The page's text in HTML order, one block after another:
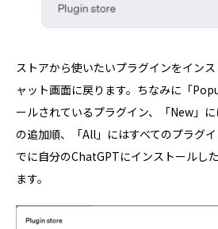
ストアから使いたいプラグインをイン
ャット画面に戻ります。ちなみに「
ールされているプラグイン、「New」
の追加順、「All」にはすべてのプラグ
でに自分のChatGPTにインストールし
ます。